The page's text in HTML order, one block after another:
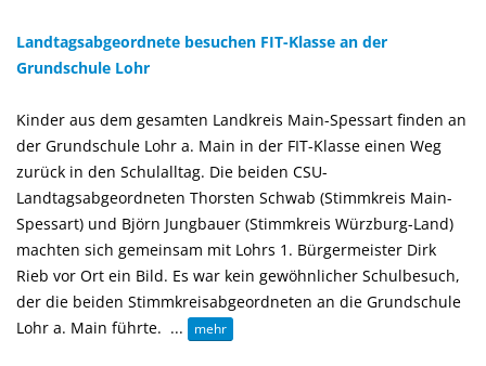
Landtagsabgeordnete besuchen FIT-Klasse an der
Grundschule Lohr
Kinder aus dem gesamten Landkreis Main-Spessart finden an
der Grundschule Lohr a. Main in der FIT-Klasse einen Weg
zurück in den Schulalltag. Die beiden CSU-
Landtagsabgeordneten Thorsten Schwab (Stimmkreis Main-
Spessart) und Björn Jungbauer (Stimmkreis Würzburg-Land)
machten sich gemeinsam mit Lohrs 1. Bürgermeister Dirk
Rieb vor Ort ein Bild. Es war kein gewöhnlicher Schulbesuch,
der die beiden Stimmkreisabgeordneten an die Grundschule
Lohr a. Main führte. ...
mehr